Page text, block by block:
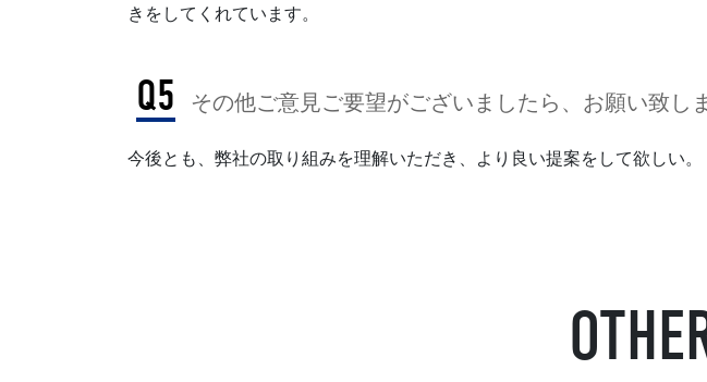
きをしてくれています。
Q5 その他ご意見ご要望がございましたら、お願い致しま
今後とも、弊社の取り組みを理解いただき、より良い提案をして欲しい。